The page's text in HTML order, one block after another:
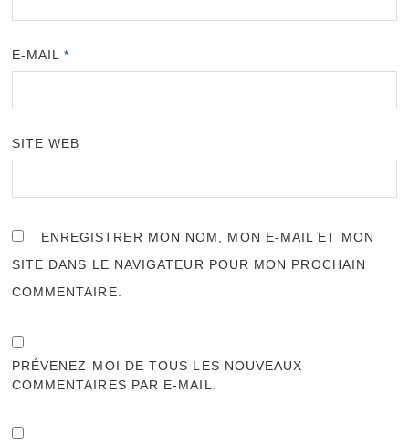
E-MAIL*
SITE WEB
ENREGISTRER MON NOM, MON E-MAIL ET MON
SITE DANS LE NAVIGATEUR POUR MON PROCHAIN
COMMENTAIRE.
PRÉVENEZ-MOI DE TOUS LES NOUVEAUX
COMMENTAIRES PAR E-MAIL.